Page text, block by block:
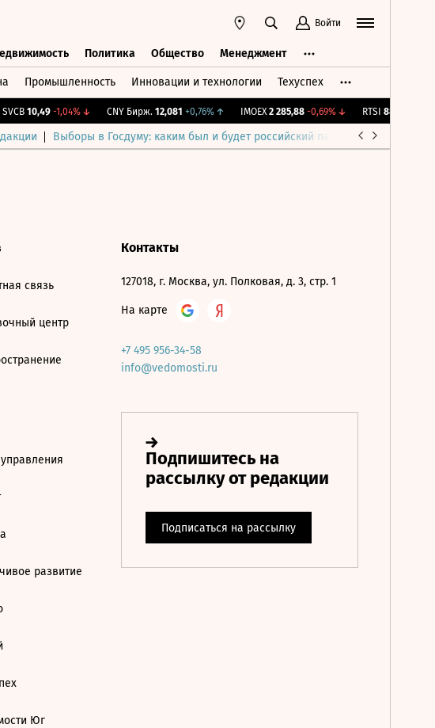
Войти
Политика Общество Менеджмент
Промышленность Инновации и технологии Техуспех
SVCB 10,49 -1,04%↓ CNY Бирж. 12,081 +0,76%↑ IMOEX 2 285,88 -0,69%↓ RTSI 884,56
Выборы в Госдуму: каким был и будет российский парламент
связь
центр
развитие
Юг
Контакты
127018, г. Москва, ул. Полковая, д. 3, стр. 1
На карте
+7 495 956-34-58
info@vedomosti.ru